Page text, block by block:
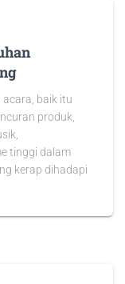
acara, baik itu
produk,
tinggi dalam
kerap dihadapi